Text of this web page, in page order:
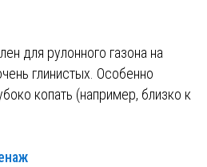
для рулонного газона на
глинистых. Особенно
копать (например, близко к